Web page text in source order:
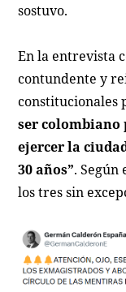
sostuvo.
En la entrevista
contundente y
constitucionales
ser colombiano
ejercer la
30 años”. Según
los tres sin